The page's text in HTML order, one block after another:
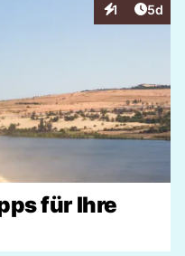
1
Interaktionen
5d
für Ihre